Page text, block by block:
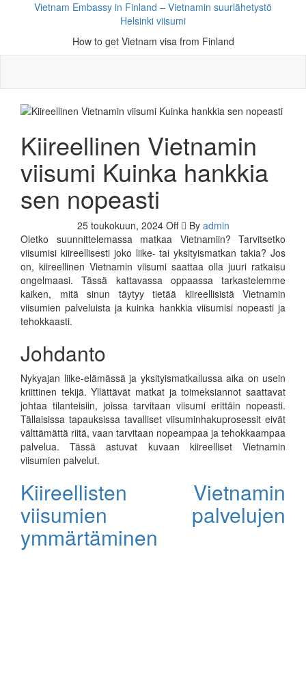
Vietnam Embassy in Finland – Vietnamin suurlähetystö
Helsinki viisumi
How to get Vietnam visa from Finland
Kiireellinen Vietnamin
viisumi Kuinka hankkia
sen nopeasti
25 toukokuun, 2024 Off By admin
Oletko suunnittelemassa matkaa Vietnamiin? Tarvitsetko
viisumisi kiireellisesti joko liike- tai yksityismatkan takia? Jos
on, kiireellinen Vietnamin viisumi saattaa olla juuri ratkaisu
ongelmaasi. Tässä kattavassa oppaassa tarkastelemme
kaiken, mitä sinun täytyy tietää kiireellisistä Vietnamin
viisumien palveluista ja kuinka hankkia viisumisi nopeasti ja
tehokkaasti.
Johdanto
Nykyajan liike-elämässä ja yksityismatkailussa aika on usein
kriittinen tekijä. Yllättävät matkat ja toimeksiannot saattavat
johtaa tilanteisiin, joissa tarvitaan viisumi erittäin nopeasti.
Tällaisissa tapauksissa tavalliset viisuminhakuprosessit eivät
välttämättä riitä, vaan tarvitaan nopeampaa ja tehokkaampaa
palvelua. Tässä astuvat kuvaan kiireelliset Vietnamin
viisumien palvelut.
Kiireellisten Vietnamin
viisumien palvelujen
ymmärtäminen